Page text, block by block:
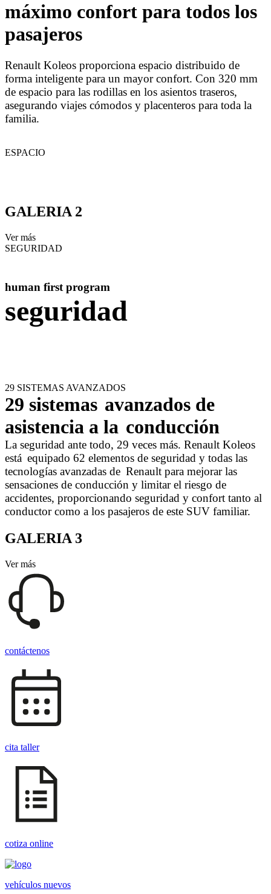
máximo confort para todos los
pasajeros
Renault Koleos proporciona espacio distribuido de
forma inteligente para un mayor confort. Con 320 mm
de espacio para las rodillas en los asientos traseros,
asegurando viajes cómodos y placenteros para toda la
familia.
ESPACIO
GALERIA 2
Ver más
SEGURIDAD
human first program
seguridad
29 SISTEMAS AVANZADOS
29 sistemas avanzados de
asistencia a la conducción
La seguridad ante todo, 29 veces más. Renault Koleos
está equipado 62 elementos de seguridad y todas las
tecnologías avanzadas de Renault para mejorar las
sensaciones de conducción y limitar el riesgo de
accidentes, proporcionando seguridad y confort tanto al
conductor como a los pasajeros de este SUV familiar.
GALERIA 3
Ver más
contáctenos
cita taller
cotiza online
vehículos nuevos